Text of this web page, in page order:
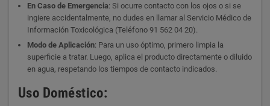
En Caso de Emergencia: Si ocurre contacto con los ojos o si se
ingiere accidentalmente, no dudes en llamar al Servicio Médico de
Información Toxicológica (Teléfono 91 562 04 20).
Modo de Aplicación: Para un uso óptimo, primero limpia la
superficie a tratar. Luego, aplica el producto directamente o diluido
en agua, respetando los tiempos de contacto indicados.
Uso Doméstico: